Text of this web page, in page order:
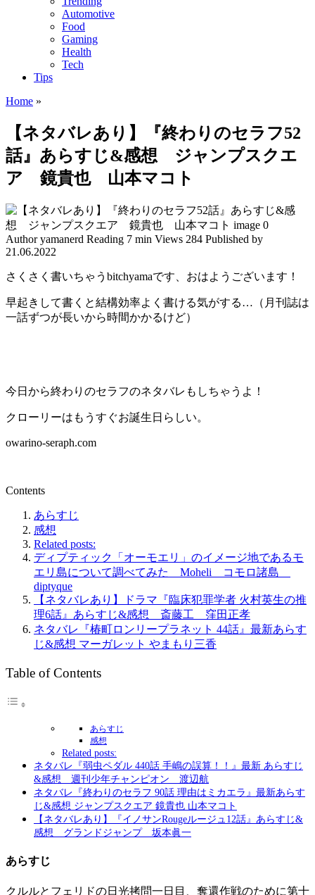
Automotive
Food
Gaming
Health
Tech
Tips
Home »
【ネタバレあり】『終わりのセラフ52
話』あらすじ&感想 ジャンプスクエ
ア 鏡貴也 山本マコト
Author yamanerd Reading 7 min Views 284 Published by
21.06.2022
さくさく書いちゃうbitchyamaです、おはようございます！
早起きして書くと結構効率よく書ける気がする…（月刊誌は
一話ずつが長いから時間かかるけど）
今日から終わりのセラフのネタバレもしちゃうよ！
クローリーはもうすぐお誕生日らしい。
owarino-seraph.com
Contents
あらすじ
感想
Related posts:
ディプティック「オーモエリ」のイメージ地であるモ
エリ島について調べてみた Moheli コモロ諸島
diptyque
【ネタバレあり】ドラマ『臨床犯罪学者 火村英生の推
理6話』あらすじ&感想 斎藤工 窪田正孝
ネタバレ『椿町ロンリープラネット 44話』最新あらす
じ&感想 マーガレット やまもり三香
Table of Contents
あらすじ
感想
Related posts:
ネタバレ『弱虫ペダル 440話 手嶋の誤算！！』最新 あらすじ
&感想 週刊少年チャンピオン 渡辺航
ネタバレ『終わりのセラフ 90話 理由はミカエラ』最新あらす
じ&感想 ジャンプスクエア 鏡貴也 山本マコト
【ネタバレあり】『イノサンRougeルージュ12話』あらすじ&
感想 グランドジャンプ 坂本眞一
あらすじ
クルルとフェリドの日光拷問一日目、奪還作戦のために第十